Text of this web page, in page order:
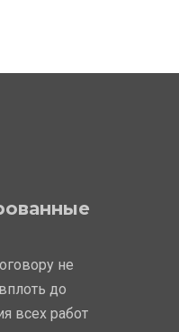
не
до
всех работ